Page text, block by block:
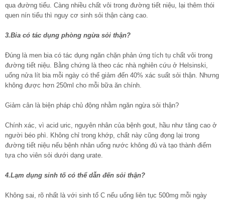
qua đường tiểu. Càng nhiều chất vôi trong đường tiết niệu, lại thêm thói
quen nín tiểu thì nguy cơ sinh sỏi thận càng cao.
3.Bia có tác dụng phòng ngừa sỏi thận?
Đúng là men bia có tác dụng ngăn chặn phản ứng tích tụ chất vôi trong
đường tiết niệu. Bằng chứng là theo các nhà nghiên cứu ở Helsinski,
uống nửa lít bia mỗi ngày có thể giảm đến 40% xác suất sỏi thận. Nhưng
không được hơn 250ml cho mỗi bữa ăn chính.
Giảm cân là biện pháp chủ động nhằm ngăn ngừa sỏi thận?
Chính xác, vì acid uric, nguyên nhân của bệnh gout, hầu như tăng cao ở
người béo phì. Không chỉ trong khớp, chất này cũng đọng lại trong
đường tiết niệu nếu bệnh nhân uống nước không đủ và tạo thành điểm
tựa cho viên sỏi dưới dạng urate.
4.Lạm dụng sinh tố có thể dẫn đến sỏi thận?
Không sai, rõ nhất là với sinh tố C nếu uống liên tục 500mg mỗi ngày